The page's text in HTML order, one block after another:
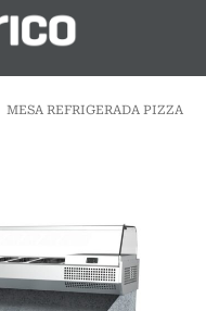
MESA REFRIGERADA PIZZA